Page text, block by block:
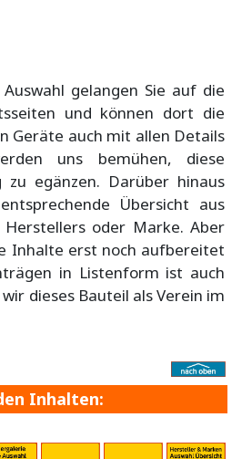
gelangen Sie auf die
und können dort die
Geräte auch mit allen Details
uns bemühen, diese
zu egänzen. Darüber hinaus
Übersicht aus
oder Marke. Aber
Inhalte erst noch aufbereitet
in Listenform ist auch
dieses Bauteil als Verein im
Inhalten: